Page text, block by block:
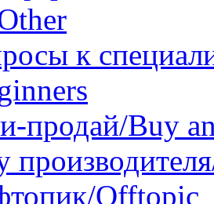
к
продай/Buy
Offtopic